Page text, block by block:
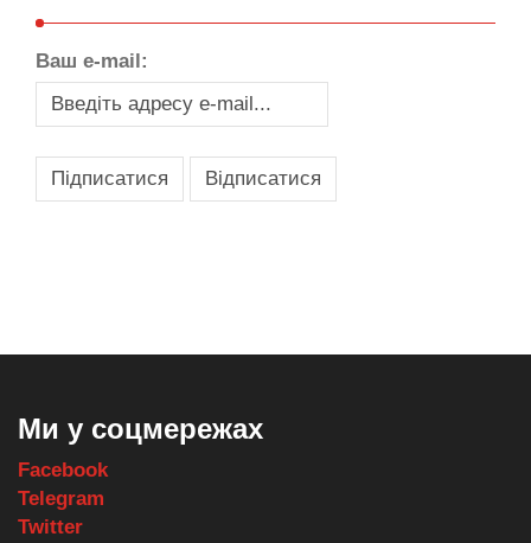
Ваш e-mail:
Ми у соцмережах
Facebook
Telegram
Twitter